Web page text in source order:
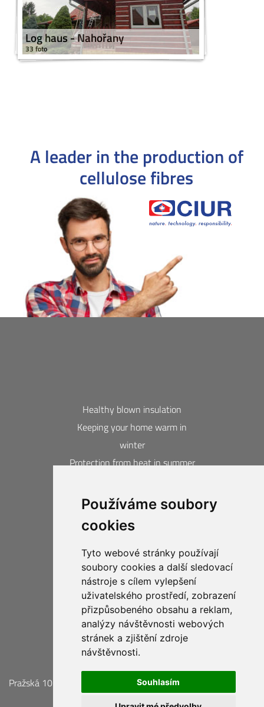
Používáme soubory
cookies
Tyto webové stránky používají
soubory cookies a další sledovací
nástroje s cílem vylepšení
uživatelského prostředí, zobrazení
přizpůsobeného obsahu a reklam,
analýzy návštěvnosti webových
stránek a zjištění zdroje
návštěvnosti.
Souhlasím
Log haus - Nahořany
33 foto
A leader in the productionof
cellulose fibres
Healthy blown insulation
Keeping your home warm in
winter
Protection from heat in summer
Contacts
Acquired awards and certificates
Privacy Protection
Business Compliance CIUR
Pražská 1012, 250 01 Brandýs nad Labem,
411